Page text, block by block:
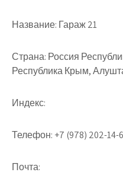
Название: Гараж 21
Страна: Россия
Республика Крым,
Индекс:
Телефон: +7 (978) 202-14-
Почта: